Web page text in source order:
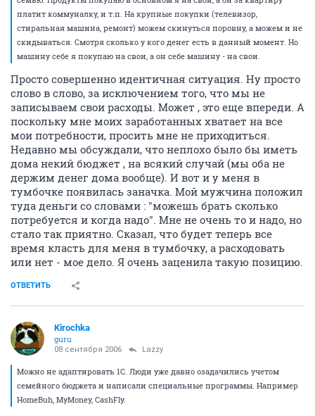
платит коммуналку, и т.п. На крупные покупки (телевизор,
стиральная машина, ремонт) можем скинуться поровну, а можем и не
скидываться. Смотря сколько у кого денег есть в данный момент. Но
машину себе я покупаю на свои, а он себе машину - на свои.
Просто совершенно идентичная ситуация. Ну просто
слово в слово, за исключением того, что мы не
записываем свои расходы. Может , это еще впереди. А
поскольку мне моих заработанных хватает на все
мои потребности, просить мне не приходиться.
Недавно мы обсуждали, что неплохо было бы иметь
дома некий бюджет , на всякий случай (мы оба не
держим денег дома вообще). И вот и у меня в
тумбочке появилась заначка. Мой мужчина положил
туда деньги со словами : "можешь брать сколько
потребуется и когда надо". Мне не очень то и надо, но
стало так приятно. Сказал, что будет теперь все
время класть для меня в тумбочку, а расходовать
или нет - мое дело. Я очень заценила такую позицию.
ОТВЕТИТЬ
Kirochka
guru
08 сентября 2006 Lazzy
Можно не адаптировать 1С. Люди уже давно озадачились учетом
семейного бюджета и написали специальные программы. Например
HomeBuh, MyMoney, CashFly.